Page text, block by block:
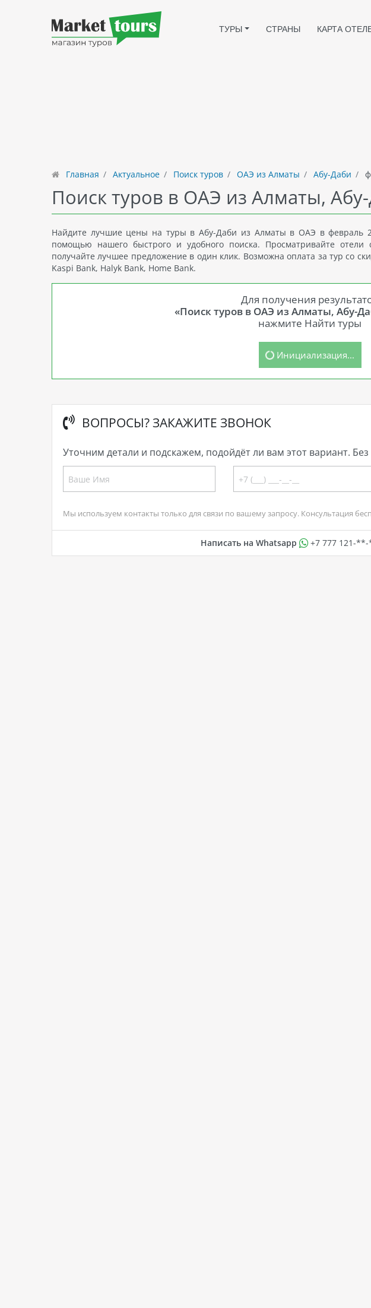
ТУРЫ СТРАНЫ КАРТА
Главная Актуальное Поиск туров ОАЭ из Алматы Абу-Даби
Поиск туров в ОАЭ из Алматы,
Найдите лучшие цены на туры в Абу-Даби из Алматы в ОАЭ в февраль
помощью нашего быстрого и удобного поиска. Просматривайте
получайте лучшее предложение в один клик. Возможна оплата за тур со
Kaspi Bank, Halyk Bank, Home Bank.
Для получения
«Поиск туров в ОАЭ из Алматы, Абу-
нажмите Найти туры
Инициализация...
ВОПРОСЫ? ЗАКАЖИТЕ ЗВОНОК
Уточним детали и подскажем, подойдёт ли вам этот вариант.
Мы используем контакты только для связи по вашему запросу. Консультация
Написать на Whatsapp +7 777 121-